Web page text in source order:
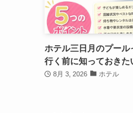
ホテル三日月のプー
行く前に知っておきた
8月 3, 2026 ホテル